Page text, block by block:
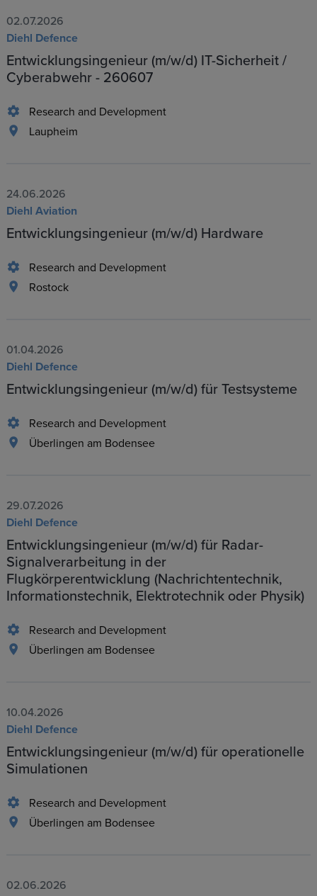
02.07.2026
Diehl Defence
Entwicklungsingenieur (m/w/d) IT-Sicherheit /
Cyberabwehr - 260607
Research and Development
Laupheim
24.06.2026
Diehl Aviation
Entwicklungsingenieur (m/w/d) Hardware
Research and Development
Rostock
01.04.2026
Diehl Defence
Entwicklungsingenieur (m/w/d) für Testsysteme
Research and Development
Überlingen am Bodensee
29.07.2026
Diehl Defence
Entwicklungsingenieur (m/w/d) für Radar-
Signalverarbeitung in der
Flugkörperentwicklung (Nachrichtentechnik,
Informationstechnik, Elektrotechnik oder Physik)
Research and Development
Überlingen am Bodensee
10.04.2026
Diehl Defence
Entwicklungsingenieur (m/w/d) für operationelle
Simulationen
Research and Development
Überlingen am Bodensee
02.06.2026